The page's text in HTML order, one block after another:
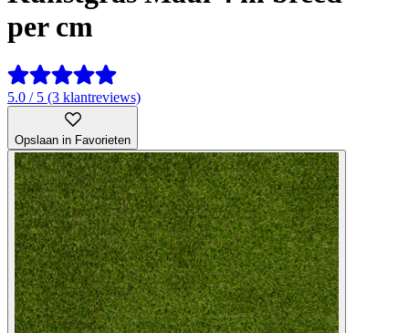
per cm
5.0 / 5 (3 klantreviews)
Opslaan in Favorieten